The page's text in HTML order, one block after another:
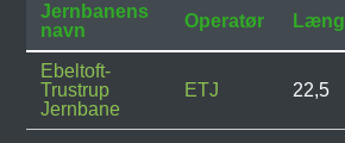
Jernbanens
navn
Operatør
Ebeltoft-
Trustrup
Jernbane
ETJ 22,5